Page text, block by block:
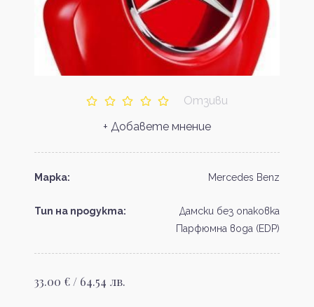
Отзиви
+ Добавете мнение
Марка: Mercedes Benz
Тип на продукта:
Дамски без опаковка
Парфюмна вода (EDP)
33.00 € / 64.54 лв.